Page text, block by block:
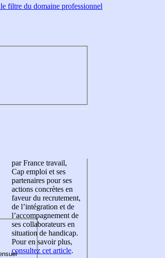
filtre du domaine professionnel
par France travail,
Cap emploi et ses
partenaires pour ses
actions concrètes en
faveur du recrutement,
de l’intégration et de
l’accompagnement de
ses collaborateurs en
situation de handicap.
Pour en savoir plus,
consultez cet article.